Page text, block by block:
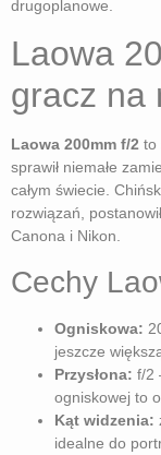
drugoplanowe.
Laowa
gracz na
Laowa 200mm f/2 to
sprawił niemałe
całym świecie.
rozwiązań,
Canona i Nikon.
Cechy
Ogniskowa:
jeszcze
Przysłona: f/2
ogniskowej to
Kąt widzenia:
idealne do